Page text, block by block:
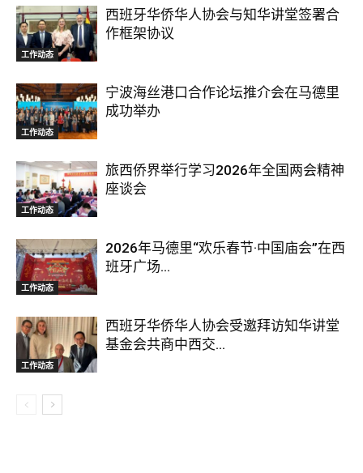
工作动态
西班牙华侨华人协会与知华讲堂签署合
作框架协议
工作动态
宁波海丝港口合作论坛推介会在马德里
成功举办
工作动态
旅西侨界举行学习2026年全国两会精神
座谈会
工作动态
2026年马德里“欢乐春节·中国庙会”在西
班牙广场...
工作动态
西班牙华侨华人协会受邀拜访知华讲堂
基金会共商中西交...